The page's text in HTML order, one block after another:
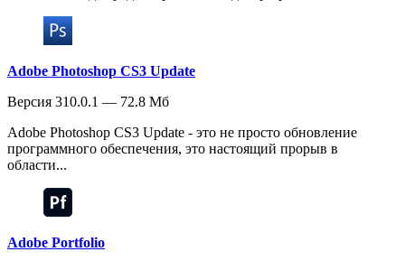
Adobe Photoshop CS3 Update
Версия 310.0.1 — 72.8 Мб
Adobe Photoshop CS3 Update - это не просто обновление
программного обеспечения, это настоящий прорыв в
области...
Adobe Portfolio